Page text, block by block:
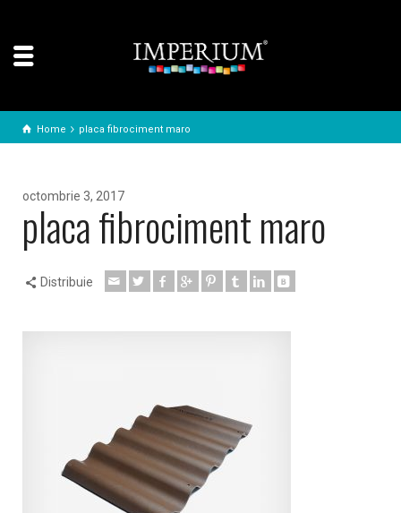
Home placa fibrociment maro
octombrie 3, 2017
placa fibrociment maro
Distribuie